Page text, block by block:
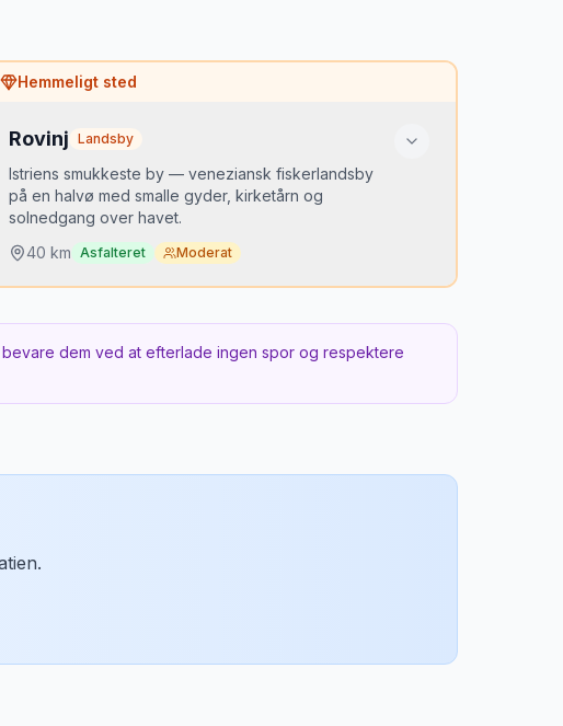
Book færge og nationalpark-billet online i
Hemmeligt sted
Rovinj Landsby
Istriens smukkeste by — veneziansk fiskerlandsby
på en halvø med smalle gyder, kirketårn og
solnedgang over havet.
40 km Asfalteret Moderat
kystrute langs vestistriens olivenlunde og vinmarker.
dem ved at efterlade ingen spor og respektere
.